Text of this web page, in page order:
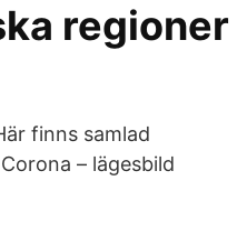
regioner
finns samlad
– lägesbild